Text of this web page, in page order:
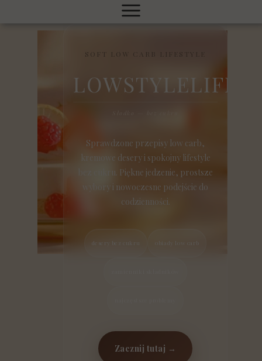
SOFT LOW CARB LIFESTYLE
LOWSTYLELIFE
Sprawdzone przepisy low carb,
kremowe desery i spokojny lifestyle
bez cukru. Piękne jedzenie, prostsze
wybory i nowoczesne podejście do
codzienności.
desery bez cukru obiady low carb
Zacznij tutaj →